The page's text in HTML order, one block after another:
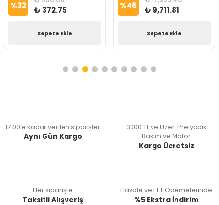
%32 ₺ 372.75
Sepete Ekle
%46 ₺ 9,711.81
Sepete Ekle
17:00’e kadar verilen siparişler
Aynı Gün Kargo
3000 TL ve Üzeri Preiyodik
Bakım ve Motor
Kargo Ücretsiz
Her siparişte
Taksitli Alışveriş
Havale ve EFT Ödemelerinde
%5 Ekstra İndirim